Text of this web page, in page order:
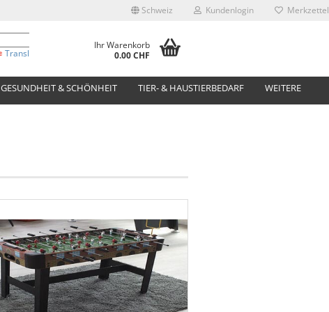
Schweiz Kundenlogin Merkzettel
Translate
Ihr Warenkorb
0.00 CHF
GESUNDHEIT & SCHÖNHEIT TIER- & HAUSTIERBEDARF WEITERE